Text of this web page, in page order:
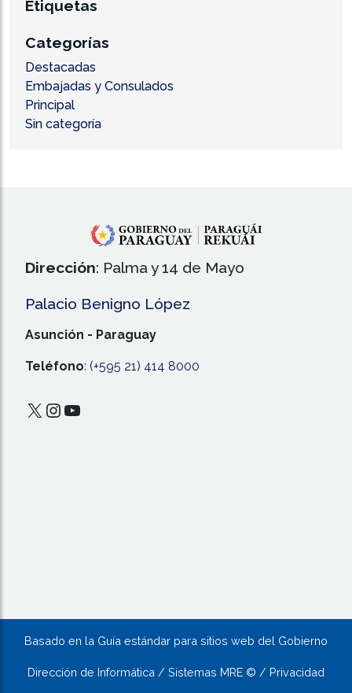
Etiquetas
Categorías
Destacadas
Embajadas y Consulados
Principal
Sin categoría
Dirección: Palma y 14 de Mayo
Palacio Benigno López
Asunción - Paraguay
Teléfono: (+595 21) 414 8000
X Instagram
YouTube
Basado en la Guía estándar para sitios web del Gobierno
Dirección de Informática / Sistemas MRE © / Privacidad